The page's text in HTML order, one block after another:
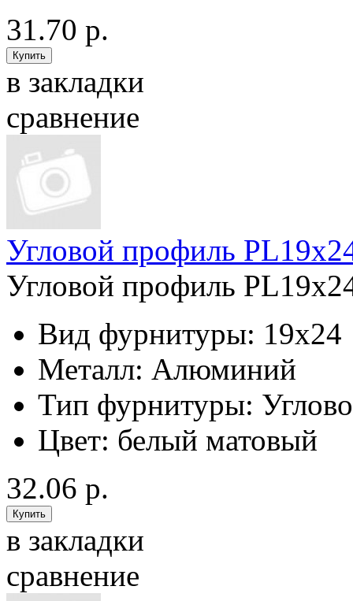
31.70 р.
в закладки
сравнение
Угловой профиль
Угловой профиль
Вид фурнитуры: 19x24
Металл: Алюминий
Тип фурнитуры:
Цвет: белый матовый
32.06 р.
в закладки
сравнение